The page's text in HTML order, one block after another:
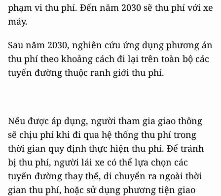
phạm vi thu phí. Đến năm 2030 sẽ thu phí với xe
máy.
Sau năm 2030, nghiên cứu ứng dụng phương án
thu phí theo khoảng cách đi lại trên toàn bộ các
tuyến đường thuộc ranh giới thu phí.
Nếu được áp dụng, người tham gia giao thông
sẽ chịu phí khi đi qua hệ thống thu phí trong
thời gian quy định thực hiện thu phí. Để tránh
bị thu phí, người lái xe có thể lựa chọn các
tuyến đường thay thế, di chuyển ra ngoài thời
gian thu phí, hoặc sử dụng phương tiện giao